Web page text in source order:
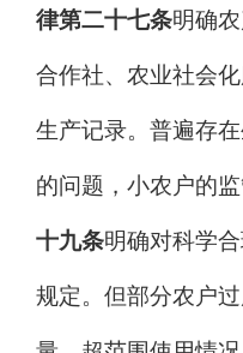
律第二十七条明确
合作社、农业社会
生产记录。 普遍存
的问题，小农户的监
十九条明确对科学
规定。但部分农户